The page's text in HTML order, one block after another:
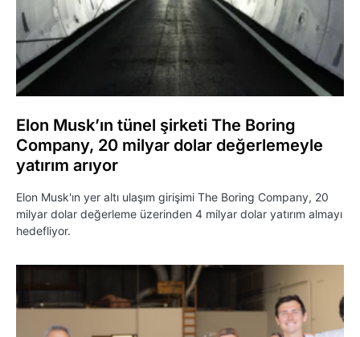
Elon Musk’ın tünel şirketi The Boring
Company, 20 milyar dolar değerlemeyle
yatırım arıyor
Elon Musk'ın yer altı ulaşım girişimi The Boring Company, 20
milyar dolar değerleme üzerinden 4 milyar dolar yatırım almayı
hedefliyor.